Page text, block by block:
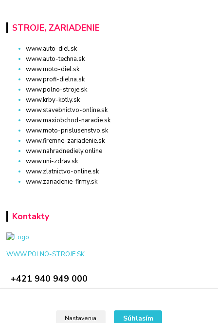
STROJE, ZARIADENIE
www.auto-diel.sk
www.auto-techna.sk
www.moto-diel.sk
www.profi-dielna.sk
www.polno-stroje.sk
www.krby-kotly.sk
www.stavebnictvo-online.sk
www.maxiobchod-naradie.sk
www.moto-prislusenstvo.sk
www.firemne-zariadenie.sk
www.nahradnediely.online
www.uni-zdrav.sk
www.zlatnictvo-online.sk
www.zariadenie-firmy.sk
Kontakty
WWW.POLNO-STROJE.SK
+421 940 949 000
Nastavenia Súhlasím